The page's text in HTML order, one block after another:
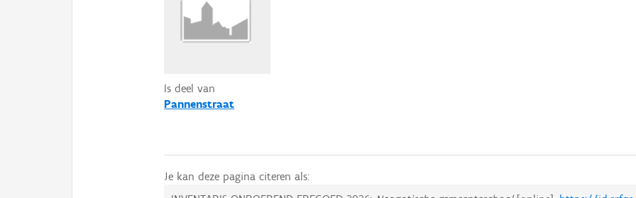
Is deel van
Pannenstraat
Je kan deze pagina citeren als: